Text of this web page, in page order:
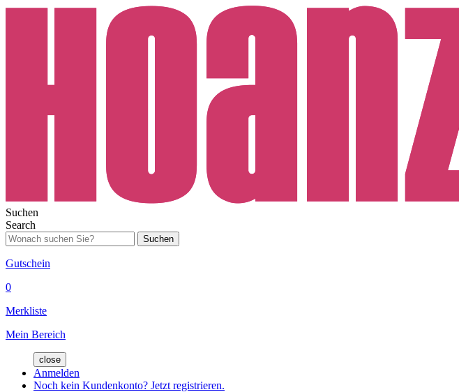
Suchen
Search
Suchen
Gutschein
0
Merkliste
Mein Bereich
close
Anmelden
Noch kein Kundenkonto? Jetzt registrieren.